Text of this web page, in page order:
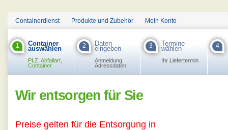
Containerdienst Produkte und Zubehör Mein Konto
1 Container
auswählen
PLZ, Abfallart,
Container
2 Daten
eingeben
Anmeldung,
Adressdaten
3 Termine
wählen
Ihr Liefertermin
4
Wir entsorgen für Sie
Preise gelten für die Entsorgung in